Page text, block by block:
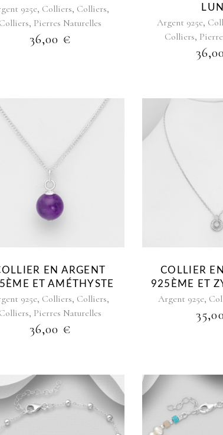
925e, Colliers, Colliers,
, Pierres Naturelles
36,00 €
Argent 925e,
Colliers,
EN ARGENT
ET AMÉTHYSTE
925e, Colliers, Colliers,
, Pierres Naturelles
36,00 €
COLLIER
925ÈME ET
Argent 925e,